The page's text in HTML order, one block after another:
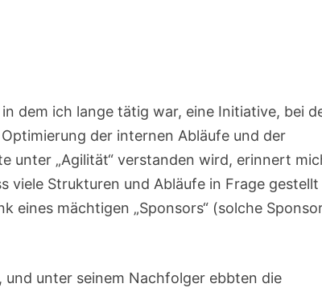
dem ich lange tätig war, eine Initiative, bei
der internen Abläufe und der
unter „Agilität“ verstanden wird, erinnert
viele Strukturen und Abläufe in Frage gestellt
eines mächtigen „Sponsors“ (solche
unter seinem Nachfolger ebbten die